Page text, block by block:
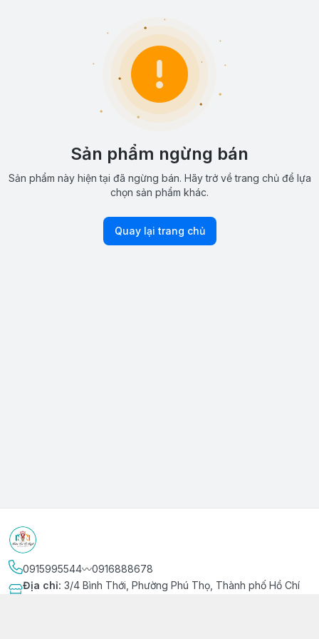
Sản phẩm ngừng bán
Sản phẩm này hiện tại đã ngừng bán. Hãy trở về trang chủ để lựa
chọn sản phẩm khác.
Quay lại trang chủ
0915995544〰️0916888678
Địa chỉ: 3/4 Bình Thới, Phường Phú Thọ, Thành phố Hồ Chí